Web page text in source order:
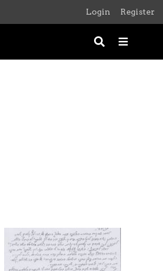
Login Register